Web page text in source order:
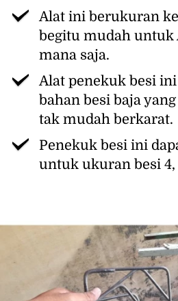
Alat ini berukuran
begitu mudah untuk
mana saja.
Alat penekuk besi
bahan besi baja
tak mudah berkarat.
Penekuk besi ini
untuk ukuran besi 4,